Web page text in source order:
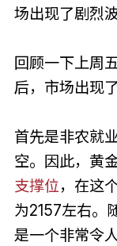
场出现了剧烈
回顾一下上周
后，市场出现
首先是非农就
空。因此，黄
支撑位，在这
为2157左右。
是一个非常令